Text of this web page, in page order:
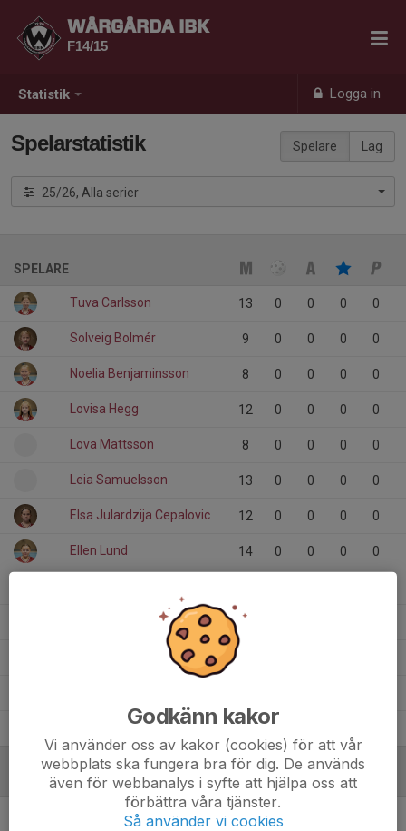
Statistik Logga in
WÅRGÅRDA IBK
F14/15
Spelare Lag
Spelarstatistik
25/26, Alla serier
SPELARE
Tuva Carlsson 13 0 0 0 0
Solveig Bolmér 9 0 0 0 0
Noelia Benjaminsson 8 0 0 0 0
Lovisa Hegg 12 0 0 0 0
Lova Mattsson 8 0 0 0 0
Leia Samuelsson 13 0 0 0 0
Elsa Julardzija Cepalovic 12 0 0 0 0
Ellen Lund 14 0 0 0 0
13
Amna Krslak 14 0
MÅLVAKTER
Godkänn kakor
Vi använder oss av kakor (cookies) för att vår
webbplats ska fungera bra för dig. De används
även för webbanalys i syfte att hjälpa oss att
förbättra våra tjänster.
Så använder vi cookies